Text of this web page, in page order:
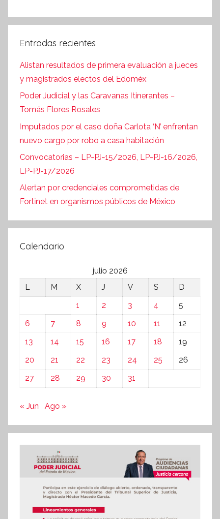
Entradas recientes
Alistan resultados de primera evaluación a jueces
y magistrados electos del Edoméx
Poder Judicial y las Caravanas Itinerantes –
Tomás Flores Rosales
Imputados por el caso doña Carlota ‘N’ enfrentan
nuevo cargo por robo a casa habitación
Convocatorias – LP-PJ-15/2026, LP-PJ-16/2026,
LP-PJ-17/2026
Alertan por credenciales comprometidas de
Fortinet en organismos públicos de México
Calendario
julio 2026
L
M X J V S
D
1
2 3 4
5
6
7 8 9 10 11
12
13
14 15 16 17 18
19
20
21 22 23 24 25
26
27
28 29 30 31
« Jun Ago »